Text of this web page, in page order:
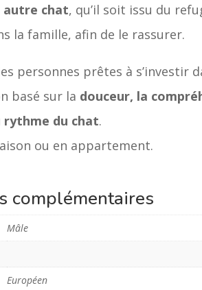
autre chat, qu’il soit issu du
la famille, afin de le rassurer.
personnes prêtes à s’investir
basé sur la douceur, la
du chat.
ou en appartement.
complémentaires
Mâle
Européen